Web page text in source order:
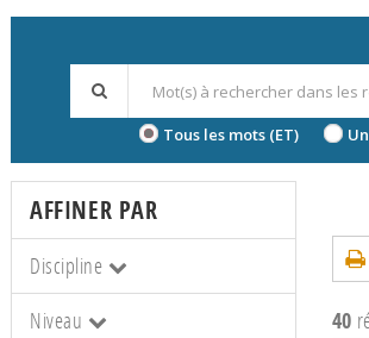
Tous les mots (ET)
AFFINER PAR
Discipline
Niveau
40